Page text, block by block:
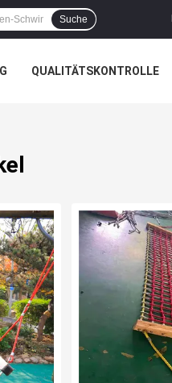
Suche
QUALITÄTSKONTROLLE